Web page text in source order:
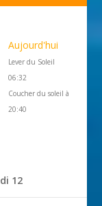
Aujourd'hui
Lever du Soleil
06:32
Coucher du soleil à
20:40
12